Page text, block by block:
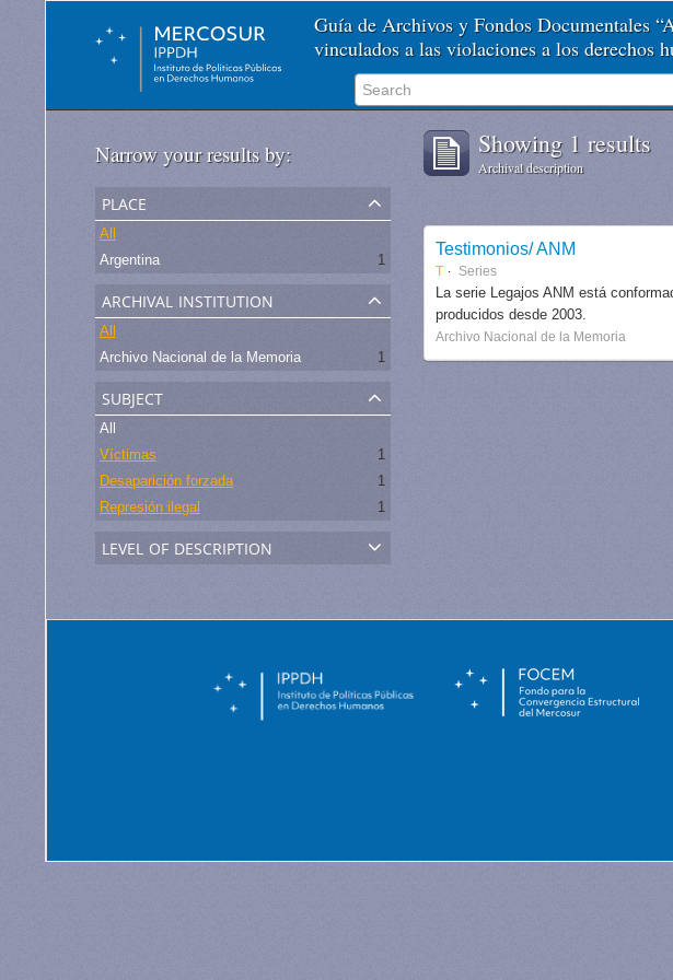
Guía de Archivos y Fondos Documentales
vinculados a las violaciones a los derechos
Narrow your results by:
place
All
Argentina
1
archival institution
All
Archivo Nacional de la Memoria
1
subject
All
Víctimas
1
Desaparición forzada
1
Represión ilegal
1
level of description
Showing 1 results
Archival description
Testimonios/ ANM
T Series
La serie Legajos ANM está
producidos desde 2003.
Archivo Nacional de la Memoria